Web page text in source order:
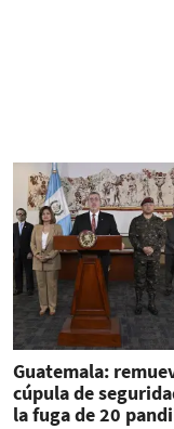
Guatemala:
cúpula de
la fuga de 20